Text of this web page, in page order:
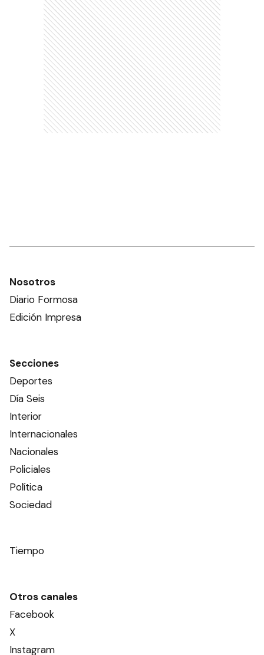
Nosotros
Diario Formosa
Edición Impresa
Secciones
Deportes
Día Seis
Interior
Internacionales
Nacionales
Policiales
Política
Sociedad
Tiempo
Otros canales
Facebook
X
Instagram